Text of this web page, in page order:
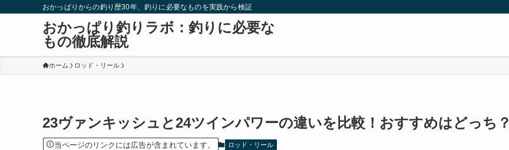
おかっぱりからの釣り歴30年、釣りに必要なものを実践から検証
おかっぱり釣りラボ：釣りに必要な
もの徹底解説
ホーム ロッド・リール
23ヴァンキッシュと24ツインパワーの違いを比較！おすすめはどっち？
当ページのリンクには広告が含まれています。 ロッド・リール